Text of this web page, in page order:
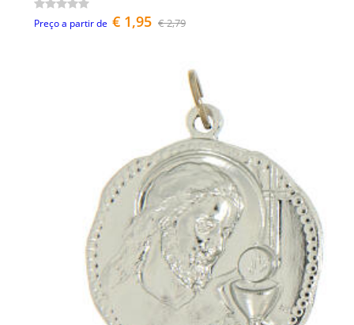
Preço a partir de € 1,95 € 2,79